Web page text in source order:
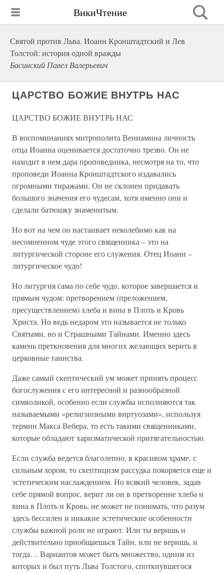
ВикиЧтение
Святой против Льва. Иоанн Кронштадтский и Лев
Толстой: история одной вражды
Басинский Павел Валерьевич
ЦАРСТВО БОЖИЕ ВНУТРЬ НАС
ЦАРСТВО БОЖИЕ ВНУТРЬ НАС
В воспоминаниях митрополита Вениамина личность
отца Иоанна оценивается достаточно трезво. Он не
находит в нем дара проповедника, несмотря на то, что
проповеди Иоанна Кронштадтского издавались
огромными тиражами. Он не склонен придавать
большого значения его чудесам, хотя именно они и
сделали батюшку знаменитым.
Но вот на чем он настаивает неколебимо как на
несомненном чуде этого священника – это на
литургической стороне его служения. Отец Иоанн –
литургическое чудо!
Но литургия сама по себе чудо, которое завершается и
прямым чудом: претворением (преложением,
пресуществлением) хлеба и вина в Плоть и Кровь
Христа. Но ведь недаром это называется не только
Святыми, но и Страшными Тайнами. Именно здесь
камень преткновения для многих желающих верить в
церковные таинства.
Даже самый скептический ум может принять процесс
богослужения с его интересной и разнообразной
символикой, особенно если службы исполняются так
называемыми «религиозными виртуозами», используя
термин Макса Вебера, то есть такими священниками,
которые обладают харизматической притягательностью.
Если служба ведется благолепно, в красивом храме, с
сильным хором, то скептицизм рассудка покоряется еще и
эстетическим наслаждением. Но всякий человек, задав
себе прямой вопрос, верит ли он в претворение хлеба и
вина в Плоть и Кровь, не может не понимать, что разум
здесь бессилен и никакие эстетические особенности
службы важной роли не играют. Или ты веришь и
действительно приобщаешься Тайн, или не веришь, и
тогда… Вариантов может быть множество, одним из
которых и был путь Льва Толстого, споткнувшегося